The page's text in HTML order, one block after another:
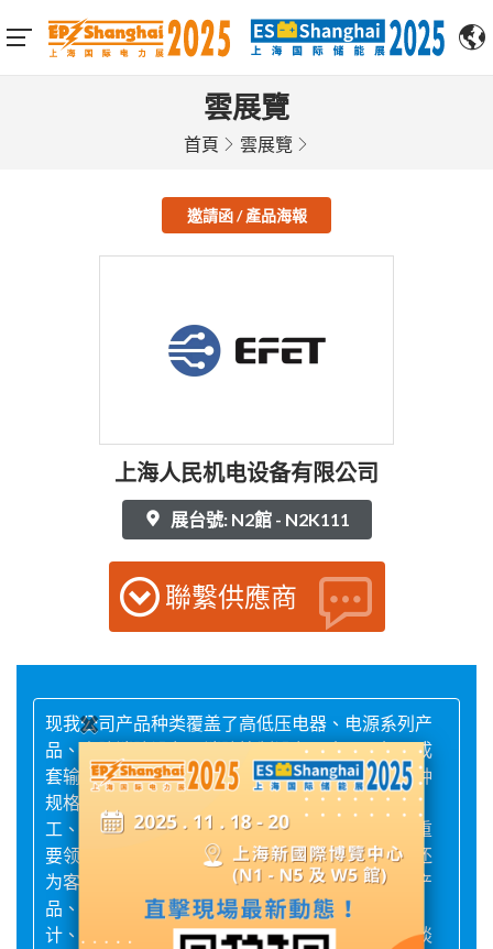
雲展覽
首頁 雲展覽
邀請函 / 產品海報
上海人民机电设备有限公司
展台號: N2館 - N2K111
聯繫供應商
现我公司产品种类覆盖了高低压电器、电源系列产
品、人防消防设备、消防控制设备、水泵风机、成
套输配电设备、自动化控制设备等多种系列，多种
规格。如今我们的产品已经广泛应用于能源、化
工、建筑、网络、医疗、人防消防、电工等相关重
要领域。人民机电不止只有提供机电相关产品，还
为客户提供全套的机电电器，人防消防，输配电产
品、电器元器件、电工等相关产品的配套方案设
计、生产、安装等服务。欢迎国内外客商前来洽谈